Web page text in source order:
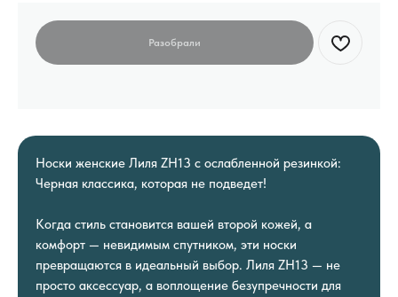
Носки женские Лиля ZH13 с ослабленной резинкой:
Черная классика, которая не подведет!
Когда стиль становится вашей второй кожей, а
комфорт — невидимым спутником, эти носки
превращаются в идеальный выбор. Лиля ZH13 — не
просто аксессуар, а воплощение безупречности для